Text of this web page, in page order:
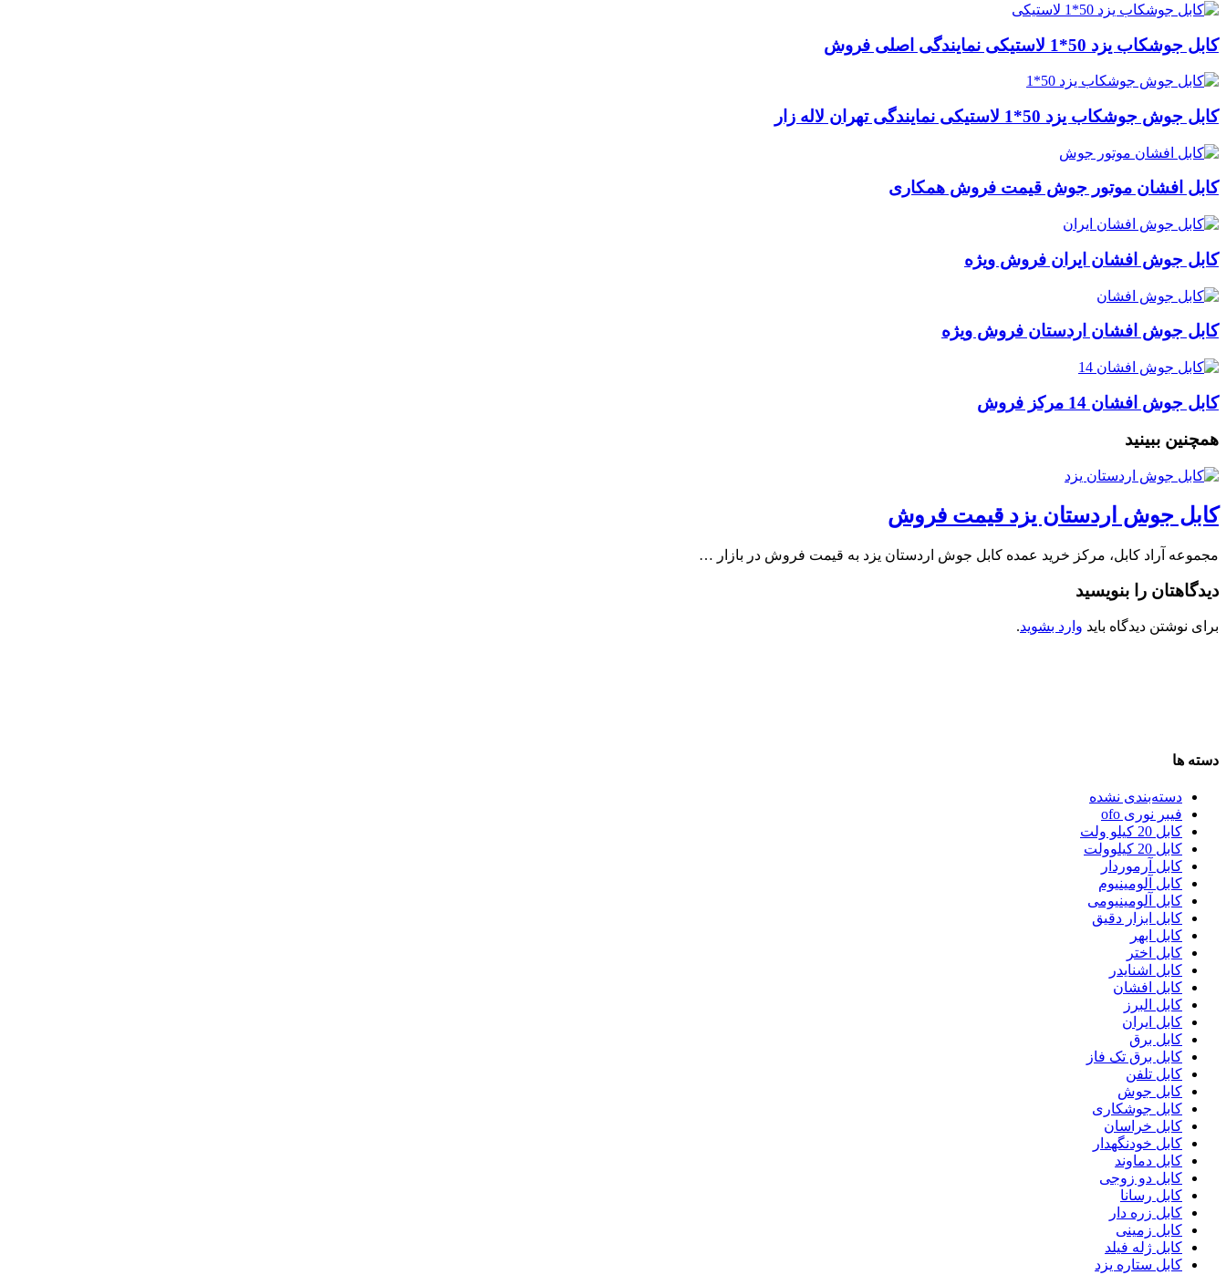
کابل جوشکاب یزد 50*1 لاستیکی نمایندگی اصلی فروش
کابل جوش جوشکاب یزد 50*1 لاستیکی نمایندگی تهران لاله زار
کابل افشان موتور جوش قیمت فروش همکاری
کابل جوش افشان ایران فروش ویژه
کابل جوش افشان اردستان فروش ویژه
کابل جوش افشان 14 مرکز فروش
همچنین ببینید
کابل جوش اردستان یزد قیمت فروش
مجموعه آراد کابل، مرکز خرید عمده کابل جوش اردستان یزد به قیمت فروش در بازار …
دیدگاهتان را بنویسید
برای نوشتن دیدگاه باید وارد بشوید.
دسته ها
دسته‌بندی نشده
فیبر نوری ofo
کابل 20 کیلو ولت
کابل 20 کیلوولت
کابل آرموردار
کابل آلومینیوم
کابل آلومینیومی
کابل ابزار دقیق
کابل ابهر
کابل اختر
کابل اشنایدر
کابل افشان
کابل البرز
کابل ایران
کابل برق
کابل برق تک فاز
کابل تلفن
کابل جوش
کابل جوشکاری
کابل خراسان
کابل خودنگهدار
کابل دماوند
کابل دو زوجی
کابل رسانا
کابل زره دار
کابل زمینی
کابل ژله فیلد
کابل ستاره یزد